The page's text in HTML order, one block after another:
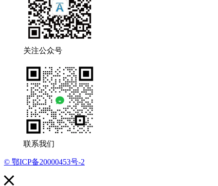
关注公众号
联系我们
© 鄂ICP备20000453号-2